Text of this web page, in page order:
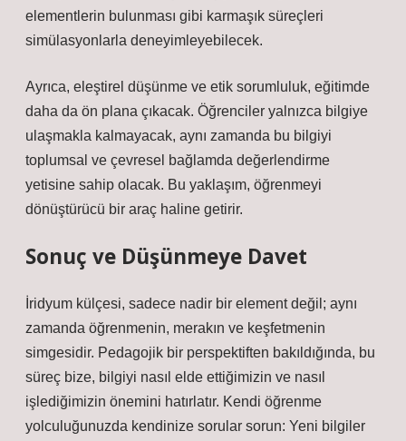
elementlerin bulunması gibi karmaşık süreçleri
simülasyonlarla deneyimleyebilecek.
Ayrıca, eleştirel düşünme ve etik sorumluluk, eğitimde
daha da ön plana çıkacak. Öğrenciler yalnızca bilgiye
ulaşmakla kalmayacak, aynı zamanda bu bilgiyi
toplumsal ve çevresel bağlamda değerlendirme
yetisine sahip olacak. Bu yaklaşım, öğrenmeyi
dönüştürücü bir araç haline getirir.
Sonuç ve Düşünmeye Davet
İridyum külçesi, sadece nadir bir element değil; aynı
zamanda öğrenmenin, merakın ve keşfetmenin
simgesidir. Pedagojik bir perspektiften bakıldığında, bu
süreç bize, bilgiyi nasıl elde ettiğimizin ve nasıl
işlediğimizin önemini hatırlatır. Kendi öğrenme
yolculuğunuzda kendinize sorular sorun: Yeni bilgiler